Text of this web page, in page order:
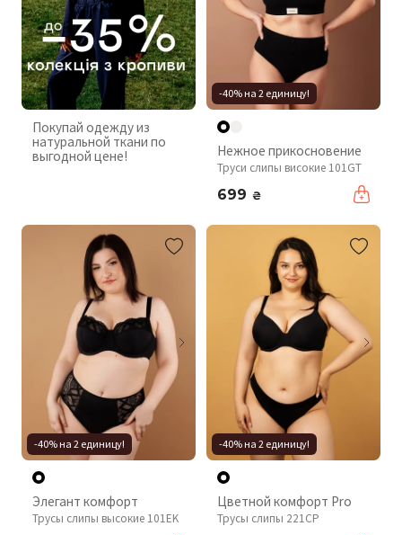
Покупай одежду из
натуральной ткани по
выгодной цене!
-40% на 2 единицу!
Нежное прикосновение
Труси слипы високие 101GT
699 ₴
-40% на 2 единицу!
Элегант комфорт
Трусы слипы высокие 101EK
-40% на 2 единицу!
Цветной комфорт Pro
Трусы слипы 221CP